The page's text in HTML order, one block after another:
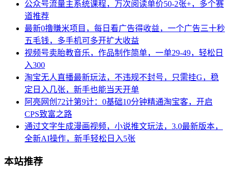
公众号流量主系统课程，万次阅读单价50-2张+，多个赛
道推荐
最新0撸賺米项目，每日看广告得收益，一个广告三十秒
五毛钱，多手机可多开扩大收益
视频号卖胎教音乐，作品制作简单，一单29-49，轻松日
入300
淘宝无人直播最新玩法，不违规不封号，只需挂G，稳
定日入几张，新手也能当天开单
阿亮网创72计第9计：0基础10分钟精通淘宝客，开启
CPS致富之路
通过文字生成漫画视频，小说推文玩法，3.0最新版本，
全新AI操作，新手轻松日入5张
本站推荐